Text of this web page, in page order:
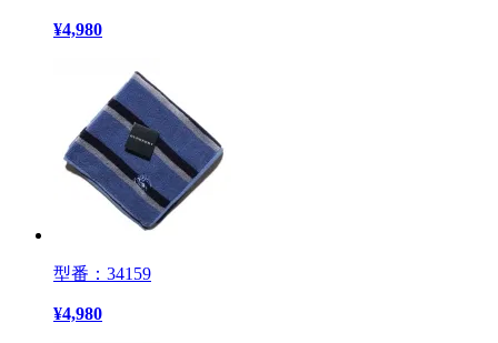
¥4,980
型番：34159
¥4,980